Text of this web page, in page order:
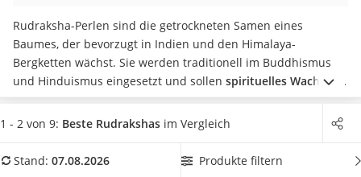
E-Bike-Dreirad
Trekkingschuhe Herren
Reisetasche mit Rollen
Klimmzugstation
Koffer
Nachtsichtgerät
Handgepäck-Koffer
Rudraksha-Perlen sind die getrockneten Samen eines
Baumes, der bevorzugt in Indien und den Himalaya-
Bergketten wächst. Sie werden traditionell im Buddhismus
und Hinduismus eingesetzt und sollen spirituelles Wachstum
unterstützenund die eigene Energie erhalten. Egal, ob Sie
eine Rudraksha-Mala zu IhremMeditationskissen
belegen, dass Sie beides haben können. Nutzen Sie die
1 - 2 von 9: Beste Rudrakshas im Vergleich
Stand: 07.08.2026 Produkte filtern